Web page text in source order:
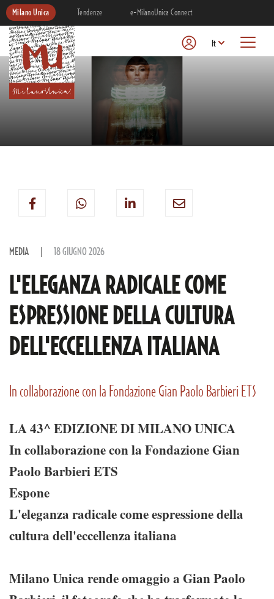
Milano Unica Tendenze e-MilanoUnica Connect
It
MEDIA 18 GIUGNO 2026
L'ELEGANZA RADICALE COME
ESPRESSIONE DELLA CULTURA
DELL'ECCELLENZA ITALIANA
In collaborazione con la Fondazione Gian Paolo Barbieri ETS
LA 43^ EDIZIONE DI MILANO UNICA
In collaborazione con la Fondazione Gian
Paolo Barbieri ETS
Espone
L'eleganza radicale come espressione della
cultura dell'eccellenza italiana
Milano Unica rende omaggio a Gian Paolo